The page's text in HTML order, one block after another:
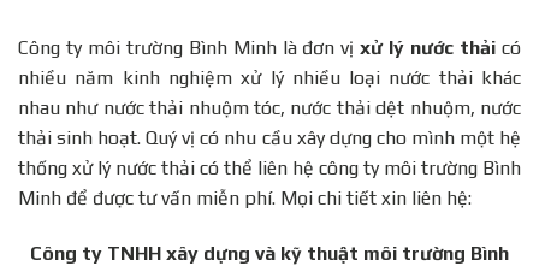
Công ty môi trường Bình Minh là đơn vịxử lý nước thải có
nhiều năm kinh nghiệm xử lý nhiều loại nước thải khác
nhau như nước thải nhuộm tóc, nước thải dệt nhuộm, nước
thải sinh hoạt. Quý vị có nhu cầu xây dựng cho mình một hệ
thống xử lý nước thải có thể liên hệ công ty môi trường Bình
Minh để được tư vấn miễn phí. Mọi chi tiết xin liên hệ:
Công ty TNHH xây dựng và kỹ thuật môi trường Bình